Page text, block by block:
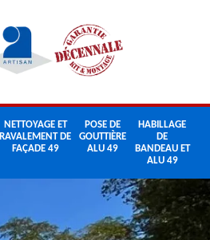
NETTOYAGE ET
RAVALEMENT DE
FAÇADE 49
POSE DE
GOUTTIÈRE
ALU 49
HABILLAGE
DE
BANDEAU ET
ALU 49